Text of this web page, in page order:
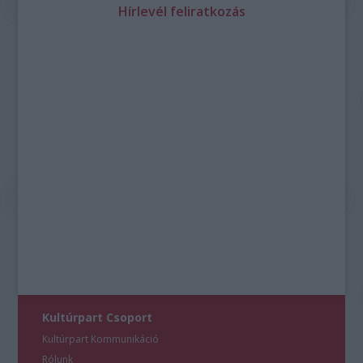
Hírlevél feliratkozás
Kultúrpart Csoport
Kultúrpart Kommunikáció
Rólunk